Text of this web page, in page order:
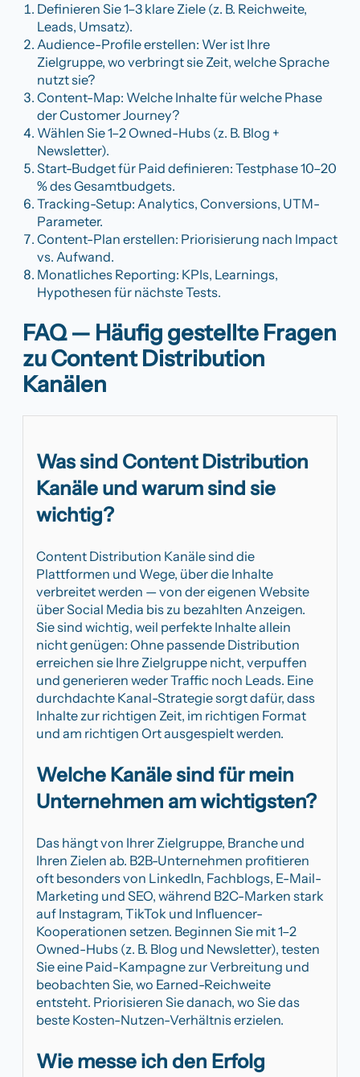
Definieren Sie 1–3 klare Ziele (z. B. Reichweite,
Leads, Umsatz).
Audience-Profile erstellen: Wer ist Ihre
Zielgruppe, wo verbringt sie Zeit, welche Sprache
nutzt sie?
Content-Map: Welche Inhalte für welche Phase
der Customer Journey?
Wählen Sie 1–2 Owned-Hubs (z. B. Blog +
Newsletter).
Start-Budget für Paid definieren: Testphase 10–20
% des Gesamtbudgets.
Tracking-Setup: Analytics, Conversions, UTM-
Parameter.
Content-Plan erstellen: Priorisierung nach Impact
vs. Aufwand.
Monatliches Reporting: KPIs, Learnings,
Hypothesen für nächste Tests.
FAQ — Häufig gestellte Fragen
zu Content Distribution
Kanälen
Was sind Content Distribution
Kanäle und warum sind sie
wichtig?
Content Distribution Kanäle sind die
Plattformen und Wege, über die Inhalte
verbreitet werden — von der eigenen Website
über Social Media bis zu bezahlten Anzeigen.
Sie sind wichtig, weil perfekte Inhalte allein
nicht genügen: Ohne passende Distribution
erreichen sie Ihre Zielgruppe nicht, verpuffen
und generieren weder Traffic noch Leads. Eine
durchdachte Kanal-Strategie sorgt dafür, dass
Inhalte zur richtigen Zeit, im richtigen Format
und am richtigen Ort ausgespielt werden.
Welche Kanäle sind für mein
Unternehmen am wichtigsten?
Das hängt von Ihrer Zielgruppe, Branche und
Ihren Zielen ab. B2B-Unternehmen profitieren
oft besonders von LinkedIn, Fachblogs, E-Mail-
Marketing und SEO, während B2C-Marken stark
auf Instagram, TikTok und Influencer-
Kooperationen setzen. Beginnen Sie mit 1–2
Owned-Hubs (z. B. Blog und Newsletter), testen
Sie eine Paid-Kampagne zur Verbreitung und
beobachten Sie, wo Earned-Reichweite
entsteht. Priorisieren Sie danach, wo Sie das
beste Kosten-Nutzen-Verhältnis erzielen.
Wie messe ich den Erfolg